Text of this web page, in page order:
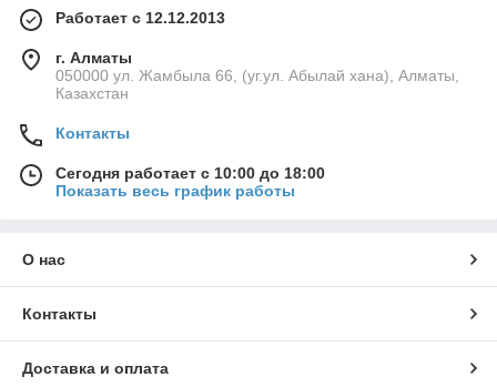
Работает с 12.12.2013
г. Алматы
050000 ул. Жамбыла 66, (уг.ул. Абылай хана), Алматы,
Казахстан
Контакты
Сегодня работает с 10:00 до 18:00
Показать весь график работы
О нас
Контакты
Доставка и оплата